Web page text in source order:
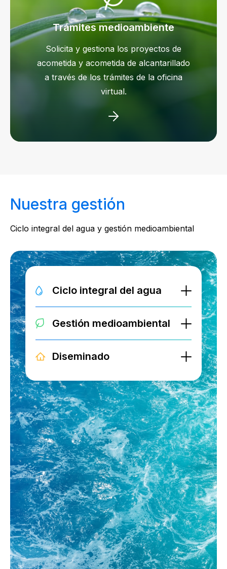
Trámites medioambiente
Solicita y gestiona los proyectos de
acometida y acometida de alcantarillado
a través de los trámites de la oficina
virtual.
Nuestra gestión
Ciclo integral del agua y gestión medioambiental
Ciclo integral del agua
Gestión medioambiental
Diseminado